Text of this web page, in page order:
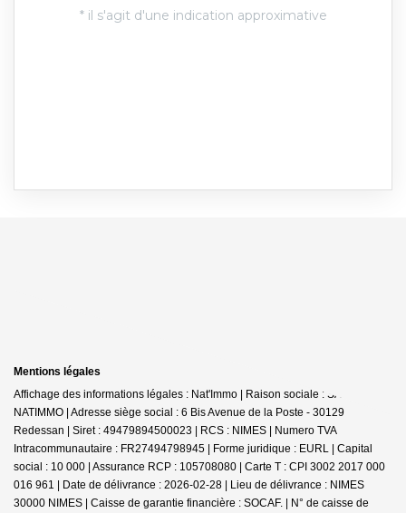
Mentions légales
Affichage des informations légales : Nat'Immo | Raison sociale : SARL
NATIMMO | Adresse siège social : 6 Bis Avenue de la Poste - 30129
Redessan | Siret : 49479894500023 | RCS : NIMES | Numero TVA
Intracommunautaire : FR27494798945 | Forme juridique : EURL | Capital
social : 10 000 | Assurance RCP : 105708080 | Carte T : CPI 3002 2017 000
016 961 | Date de délivrance : 2026-02-28 | Lieu de délivrance : NIMES
30000 NIMES | Caisse de garantie financière : SOCAF. | N° de caisse de